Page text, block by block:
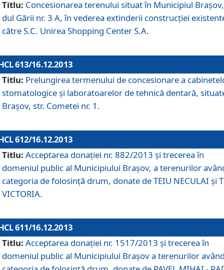
Titlu: Concesionarea terenului situat în Municipiul
dul Gării nr. 3 A, în vederea extinderii construcţiei
către S.C. Unirea Shopping Center S.A.
613/16.12.2013
Titlu: Prelungirea termenului de concesionare a
stomatologice şi laboratoarelor de tehnică dentară,
Braşov, str. Cometei nr. 1.
612/16.12.2013
Titlu: Acceptarea donaţiei nr. 882/2013 şi trecerea în
domeniul public al Municipiului Braşov, a terenurilor
categoria de folosinţă drum, donate de TEIU NECULAI şi
VICTORIA.
611/16.12.2013
Titlu: Acceptarea donaţiei nr. 1517/2013 şi trecerea în
domeniul public al Municipiului Braşov a terenurilor